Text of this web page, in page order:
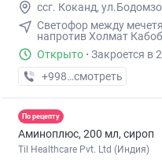
ссг. Коканд,
Светофор между
напротив Холмат
Открыто · Закроется в
+998 (90) XXX-XX-XX
смотреть
По рецепту
Аминоплюс, 200 мл, сироп
Til Healthcare Pvt. Ltd (Индия)